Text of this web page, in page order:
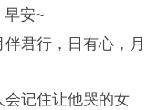
早安~
君行，日有心，月
会记住让他哭的女